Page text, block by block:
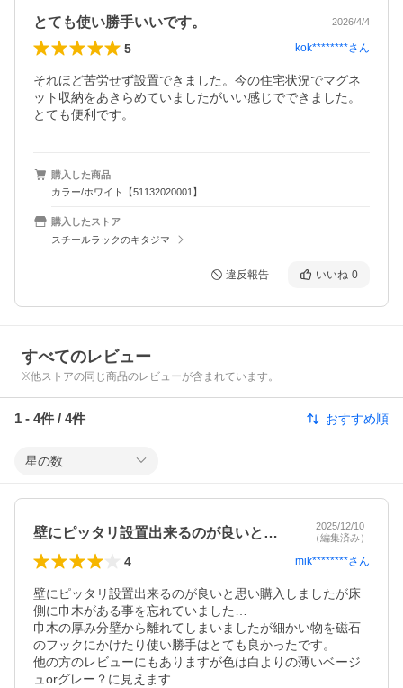
とても使い勝手いいです。 2026/4/4
5 kok********さん
それほど苦労せず設置できました。今の住宅状況でマグネ
ット収納をあきらめていましたがいい感じでできました。
とても便利です。
購入した商品
カラー/ホワイト【51132020001】
購入したストア
スチールラックのキタジマ
違反報告 いいね 0
すべてのレビュー
※他ストアの同じ商品のレビューが含まれています。
1 - 4件 / 4件 おすすめ順
星の数
壁にピッタリ設置出来るのが良いと思い購…
2025/12/10
（編集済み）
4 mik********さん
壁にピッタリ設置出来るのが良いと思い購入しましたが床
側に巾木がある事を忘れていました…
巾木の厚み分壁から離れてしまいましたが細かい物を磁石
のフックにかけたり使い勝手はとても良かったです。
他の方のレビューにもありますが色は白よりの薄いベージ
ュorグレー？に見えます